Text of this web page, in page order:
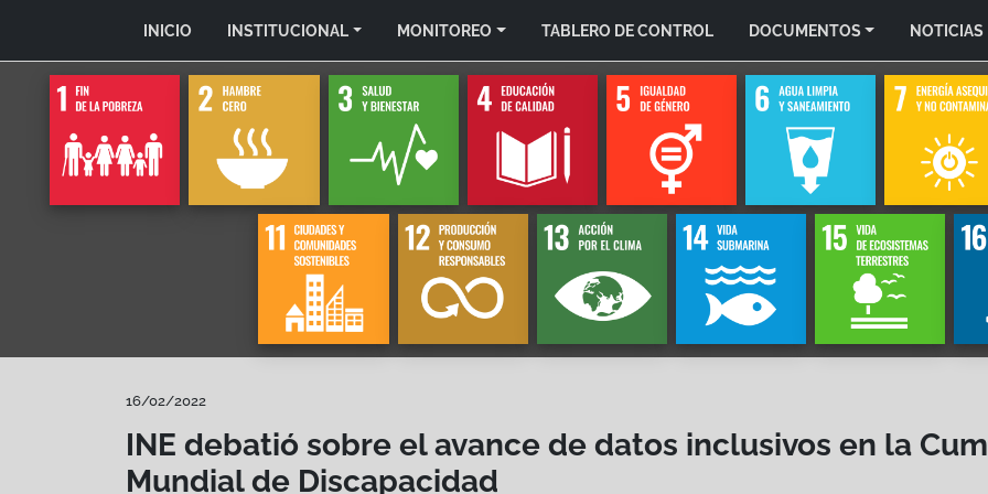
INICIO INSTITUCIONAL MONITOREO TABLERO DE CONTROL DOCUMENTOS NOTICIAS
16/02/2022
INE debatió sobre el avance de datos inclusivos en la
Mundial de Discapacidad